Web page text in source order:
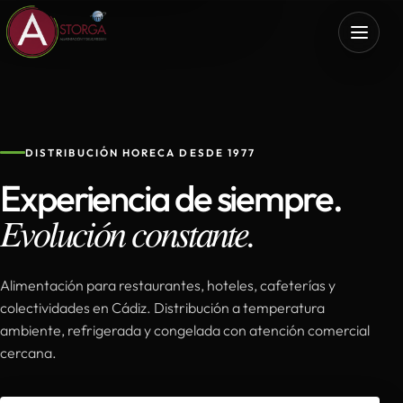
DISTRIBUCIÓN HORECA DESDE 1977
Experiencia de siempre.
Evolución constante.
Alimentación para restaurantes, hoteles, cafeterías y
colectividades en Cádiz. Distribución a temperatura
ambiente, refrigerada y congelada con atención comercial
cercana.